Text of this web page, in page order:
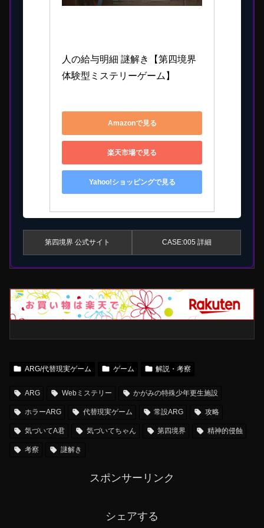
人の給与明細 謎解き【第四境界
体験型ミステリーゲーム】
Amazonで見る
楽天市場で見る
Yahoo!ショッピングで見る
第四境界 公式サイト CASE:005 詳細
ARG/代替現実ゲーム ゲーム 解説・考察
ARG Webミステリー かがみの特殊少年更生施設
ホラーARG 代替現実ゲーム 常設ARG 攻略
気づいてA君 気づいてちゃん 第四境界 精神的侵蝕
考察 謎解き
スポンサーリンク
シェアする